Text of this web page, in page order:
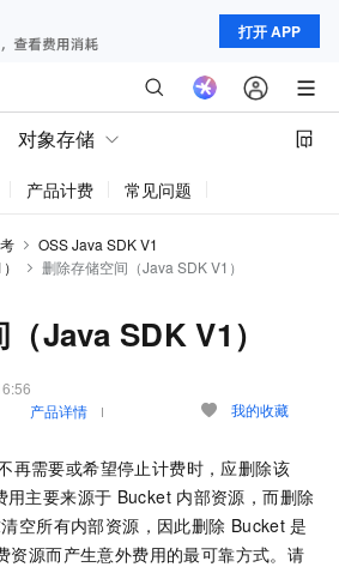
打开 APP
对象存储
产品计费 常见问题
OSS Java SDK V1
删除存储空间（Java SDK V1）
Java SDK V1）
产品详情 我的收藏
再需要或希望停止计费时，应删除该
用主要来源于 Bucket 内部资源，而删除
空所有内部资源，因此删除 Bucket 是
资源而产生意外费用的最可靠方式。请